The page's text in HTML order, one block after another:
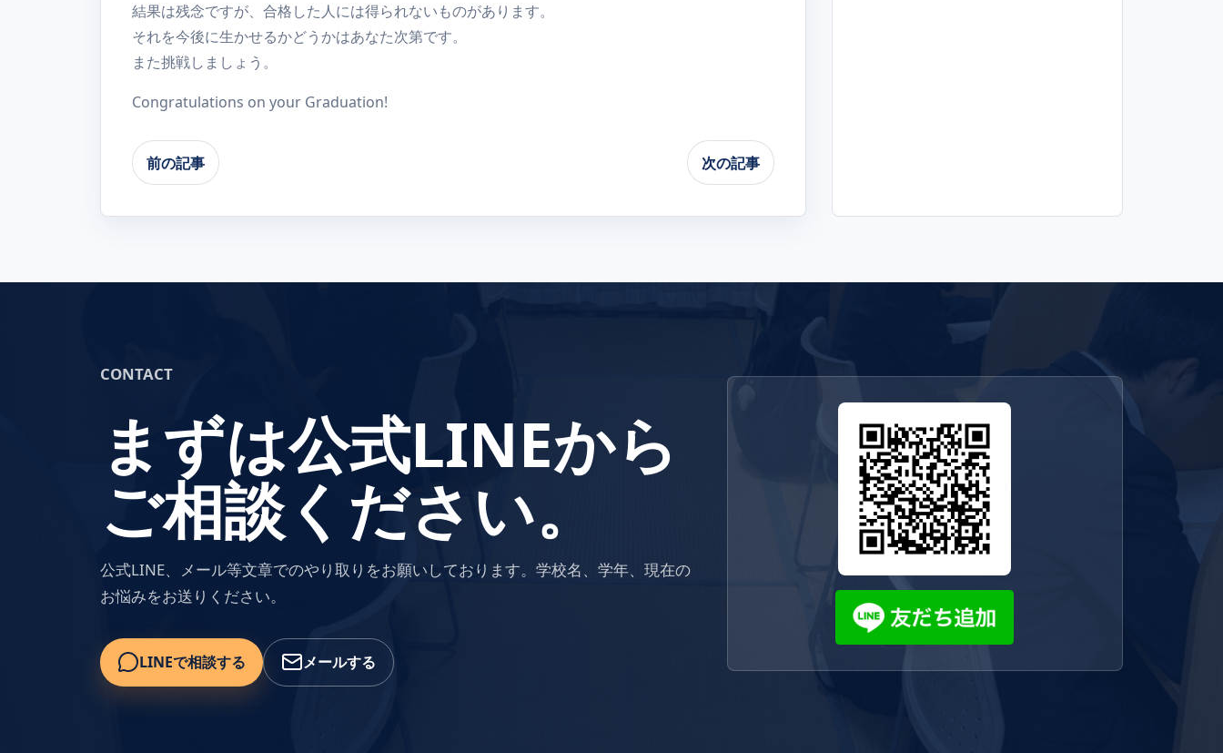
結果は残念ですが、合格した人には得られないものがあります。
それを今後に生かせるかどうかはあなた次第です。
また挑戦しましょう。
Congratulations on your Graduation!
前の記事 次の記事
CONTACT
まずは公式LINEから
ご相談ください。
公式LINE、メール等文章でのやり取りをお願いしております。学校名、学年、現在の
お悩みをお送りください。
LINEで相談する メールする